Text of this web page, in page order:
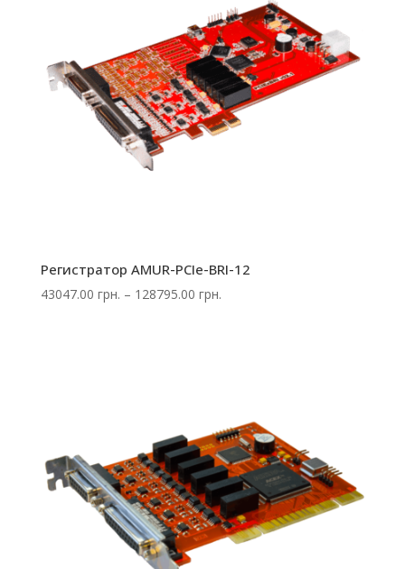
Регистратор AMUR-PCIe-BRI-12
43047.00 грн. – 128795.00 грн.